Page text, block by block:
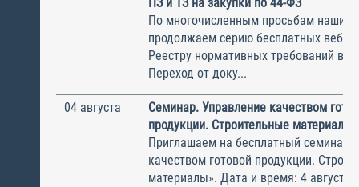
По многочисленным просьбам наших
продолжаем серию бесплатных
Реестру нормативных требований в
Переход от доку...
04 августа
Семинар. Управление качеством
продукции. Строительные материалы
Приглашаем на бесплатный семинар
качеством готовой продукции.
материалы». Дата и время: 4 августа,